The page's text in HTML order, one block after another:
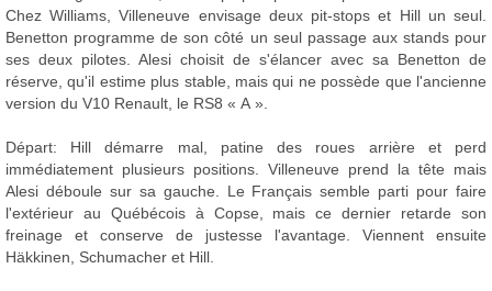
Chez Williams, Villeneuve envisage deux pit-stops et Hill un seul.
Benetton programme de son côté un seul passage aux stands pour
ses deux pilotes. Alesi choisit de s'élancer avec sa Benetton de
réserve, qu'il estime plus stable, mais qui ne possède que l'ancienne
version du V10 Renault, le RS8 « A ».
Départ: Hill démarre mal, patine des roues arrière et perd
immédiatement plusieurs positions. Villeneuve prend la tête mais
Alesi déboule sur sa gauche. Le Français semble parti pour faire
l'extérieur au Québécois à Copse, mais ce dernier retarde son
freinage et conserve de justesse l'avantage. Viennent ensuite
Häkkinen, Schumacher et Hill.